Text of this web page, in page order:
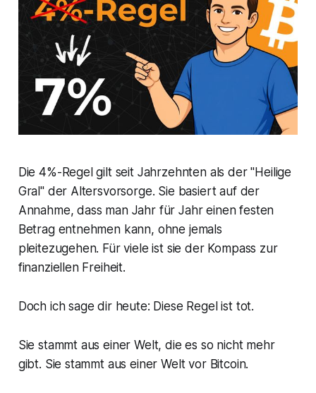
Die 4%-Regel gilt seit Jahrzehnten als der "Heilige
Gral" der Altersvorsorge. Sie basiert auf der
Annahme, dass man Jahr für Jahr einen festen
Betrag entnehmen kann, ohne jemals
pleitezugehen. Für viele ist sie der Kompass zur
finanziellen Freiheit.
Doch ich sage dir heute: Diese Regel ist tot.
Sie stammt aus einer Welt, die es so nicht mehr
gibt. Sie stammt aus einer Welt vor Bitcoin.